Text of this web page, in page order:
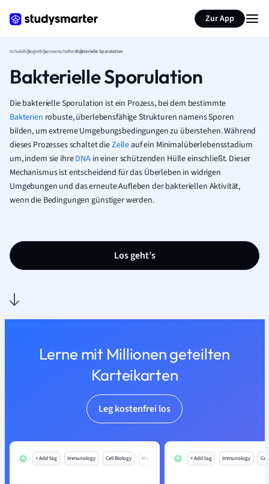
Zur App
SchuleBiologieBiowissenschaftenBakterielle Sporulation
Bakterielle Sporulation
Die bakterielle Sporulation ist ein Prozess, bei dem bestimmte
Bakterien robuste, überlebensfähige Strukturen namens Sporen
bilden, um extreme Umgebungsbedingungen zu überstehen. Während
dieses Prozesses schaltet dieZelleauf ein Minimalüberlebensstadium
um, indem sie ihreDNAin einer schützenden Hülle einschließt. Dieser
Mechanismus ist entscheidend für das Überleben in widrigen
Umgebungen und das erneute Aufleben der bakteriellen Aktivität,
wenn die Bedingungen günstiger werden.
Los geht’s
Lerne mit Millionen geteilten
Karteikarten
Leg kostenfrei los
+ Add tag Immunology Cell Biology Mo + Add tag Immunology
Seite zusammenfassen